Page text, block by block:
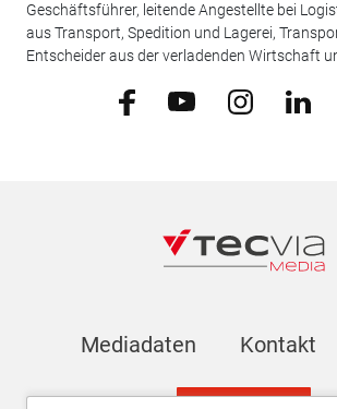
Geschäftsführer, leitende Angestellte bei
aus Transport, Spedition und Lagerei,
Entscheider aus der verladenden Wirtschaft
Mediadaten Kontakt